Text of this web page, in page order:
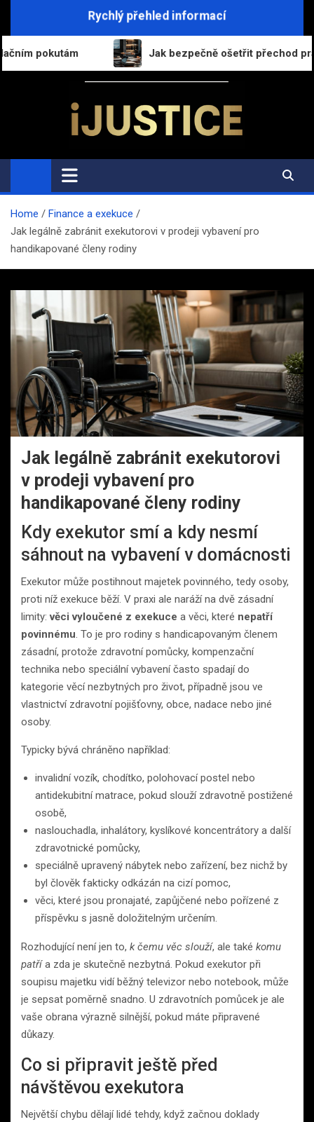
Rychlý přehled informací
Jak bezpečně ošetřit přechod práv a povinností při
i-Justice.cz
Právo, legislativa a finance v praxi
Home
Finance a exekuce
Jak legálně zabránit exekutorovi v prodeji vybavení pro
handikapované členy rodiny
Jak legálně zabránit exekutorovi
v prodeji vybavení pro
handikapované členy rodiny
Kdy exekutor smí a kdy nesmí
sáhnout na vybavení v domácnosti
Exekutor může postihnout majetek povinného, tedy osoby,
proti níž exekuce běží. V praxi ale naráží na dvě zásadní
limity:věci vyloučené z exekuce a věci, které nepatří
povinnému. To je pro rodiny s handicapovaným členem
zásadní, protože zdravotní pomůcky, kompenzační
technika nebo speciální vybavení často spadají do
kategorie věcí nezbytných pro život, případně jsou ve
vlastnictví zdravotní pojišťovny, obce, nadace nebo jiné
osoby.
Typicky bývá chráněno například:
invalidní vozík, chodítko, polohovací postel nebo
antidekubitní matrace, pokud slouží zdravotně postižené
osobě,
naslouchadla, inhalátory, kyslíkové koncentrátory a další
zdravotnické pomůcky,
speciálně upravený nábytek nebo zařízení, bez nichž by
byl člověk fakticky odkázán na cizí pomoc,
věci, které jsou pronajaté, zapůjčené nebo pořízené z
příspěvku s jasně doložitelným určením.
Rozhodující není jen to, k čemu věc slouží, ale také komu
patřía zda je skutečně nezbytná. Pokud exekutor při
soupisu majetku vidí běžný televizor nebo notebook, může
je sepsat poměrně snadno. U zdravotních pomůcek je ale
vaše obrana výrazně silnější, pokud máte připravené
důkazy.
Co si připravit ještě před
návštěvou exekutora
Největší chybu dělají lidé tehdy, když začnou doklady